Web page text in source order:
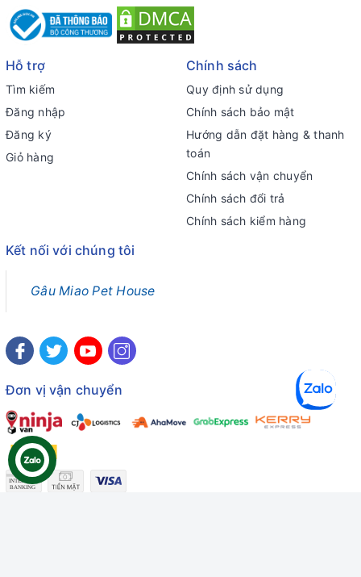
Hỗ trợ
Tìm kiếm
Đăng nhập
Đăng ký
Giỏ hàng
Chính sách
Quy định sử dụng
Chính sách bảo mật
Hướng dẫn đặt hàng & thanh
toán
Chính sách vận chuyển
Chính sách đổi trả
Chính sách kiểm hàng
Kết nối với chúng tôi
Gâu Miao Pet House
Đơn vị vận chuyển